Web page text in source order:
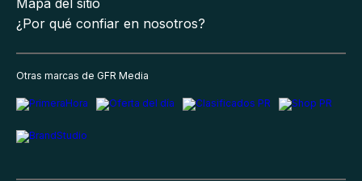
¿Por qué confiar en nosotros?
Otras marcas de GFR Media